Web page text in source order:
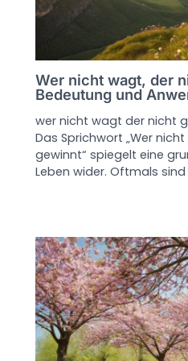
Wer nicht wagt, der
Bedeutung und
wer nicht wagt der nicht
Das Sprichwort „Wer
gewinnt“ spiegelt eine
Leben wider. Oftmals sind